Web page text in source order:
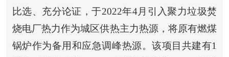
比选、充分论证，于2022年4月引入聚力垃圾焚
烧电厂热力作为城区供热主力热源，将原有燃煤
锅炉作为备用和应急调峰热源。该项目共建有1